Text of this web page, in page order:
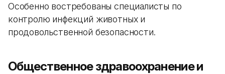
Особенно востребованы специалисты по
контролю инфекций животных и
продовольственной безопасности.
Общественное здравоохранение и